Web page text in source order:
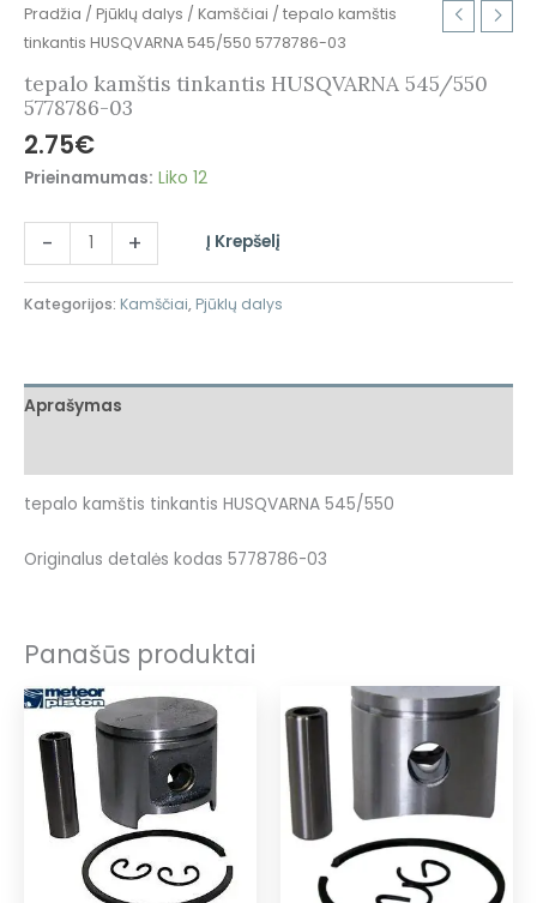
Pradžia / Pjūklų dalys / Kamščiai / tepalo kamštis
tinkantis HUSQVARNA 545/550 5778786-03
tepalo kamštis tinkantis HUSQVARNA 545/550
5778786-03
2.75€
Prieinamumas: Liko 12
- + Į Krepšelį
Kategorijos: Kamščiai, Pjūklų dalys
Aprašymas
tepalo kamštis tinkantis HUSQVARNA 545/550
Originalus detalės kodas 5778786-03
Panašūs produktai